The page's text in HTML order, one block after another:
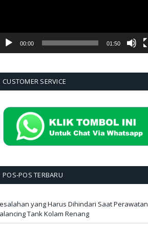
00:00 01:50
CUSTOMER SERVICE
POS-POS TERBARU
yang Harus Dihindari Saat Perawatan
Tank Kolam Renang